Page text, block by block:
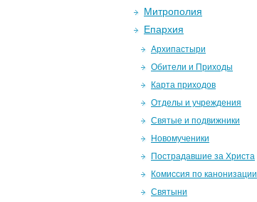
Митрополия
Епархия
Архипастыри
Обители и Приходы
Карта приходов
Отделы и учреждения
Святые и подвижники
Новомученики
Пострадавшие за Христа
Комиссия по канонизации
Святыни